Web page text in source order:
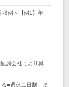
収例＞【例1】年
属会社により異
る■週休二日制 ※